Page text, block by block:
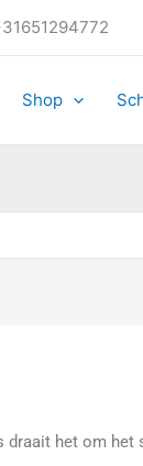
Shop
draait het om